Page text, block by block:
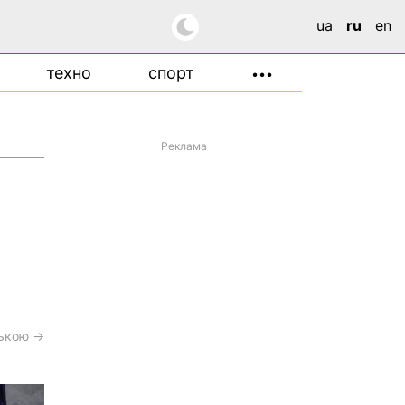
ua ru en
техно спорт •••
→
Реклама